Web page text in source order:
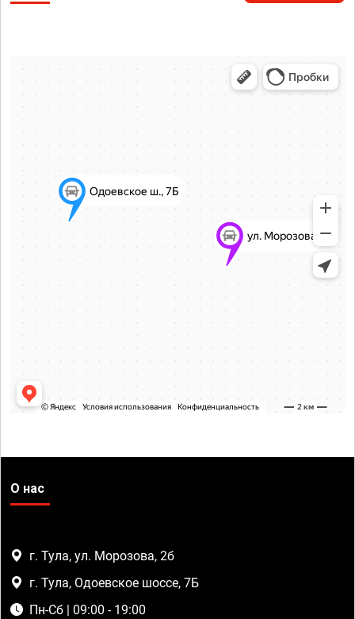
О нас
г. Тула, ул. Морозова, 2б
г. Тула, Одоевское шоссе, 7Б
Пн-Сб | 09:00 - 19:00